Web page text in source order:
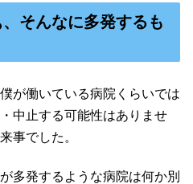
そんなに多発するも
が働いている病院くらいでは
中止する可能性はありませ
事でした。
多発するような病院は何か別